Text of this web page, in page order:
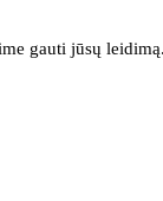
gauti jūsų leidimą.